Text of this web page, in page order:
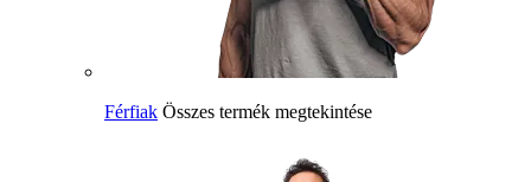
Férfiak Összes termék megtekintése